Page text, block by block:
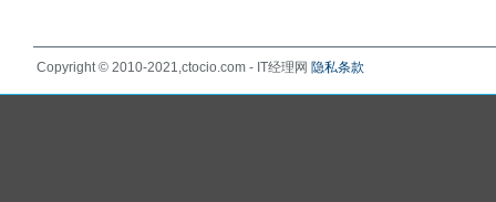
Copyright © 2010-2021,ctocio.com - IT经理网 隐私条款